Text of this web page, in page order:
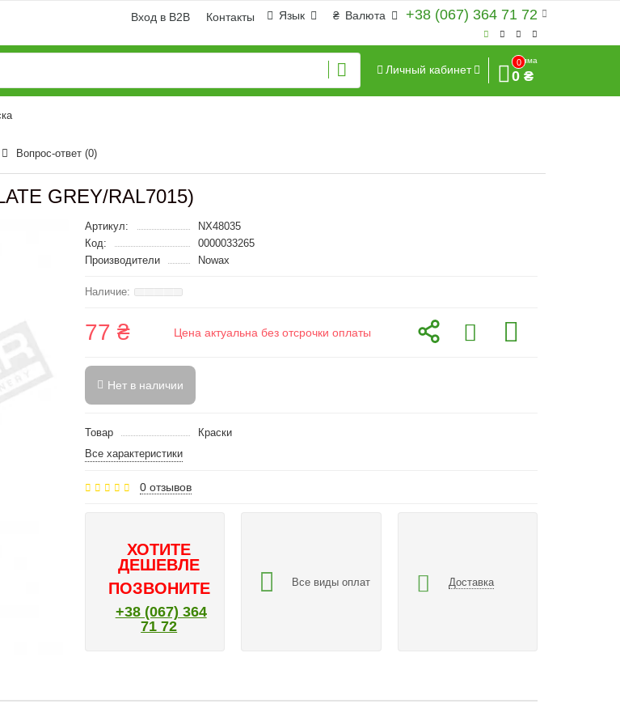
+38 (067) 364 71 72
₴ Валюта
Язык
Вход в B2B Контакты
Личный кабинет
0
Сумма
0 ₴
Вопрос-ответ (0)
GREY/RAL7015)
Артикул:
NX48035
Код:
0000033265
Производители
Nowax
77 ₴ Цена актуальна без отсрочки оплаты
Нет в наличии
Товар
Краски
Все характеристики
0 отзывов
ХОТИТЕ
ДЕШЕВЛЕ
ПОЗВОНИТЕ
+38 (067) 364
71 72
Все виды оплат Доставка